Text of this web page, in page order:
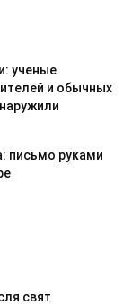
ученые
и обычных
письмо руками
свят